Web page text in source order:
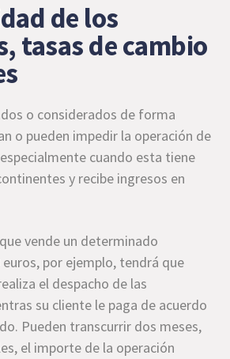
de los
tasas de cambio
o considerados de forma
o pueden impedir la operación de
cuando esta tiene
y recibe ingresos en
vende un determinado
por ejemplo, tendrá que
el despacho de las
su cliente le paga de acuerdo
Pueden transcurrir dos meses,
el importe de la operación